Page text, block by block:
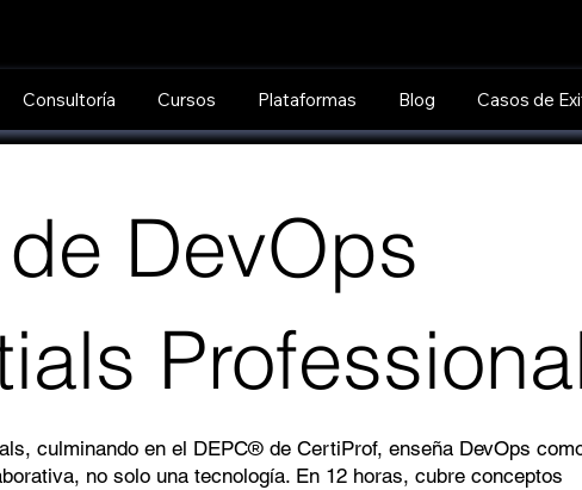
Consultoría Cursos Plataformas Blog Casos de
DevOps
culminando en el DEPC® de CertiProf, enseña DevOps
no solo una tecnología. En 12 horas, cubre conceptos